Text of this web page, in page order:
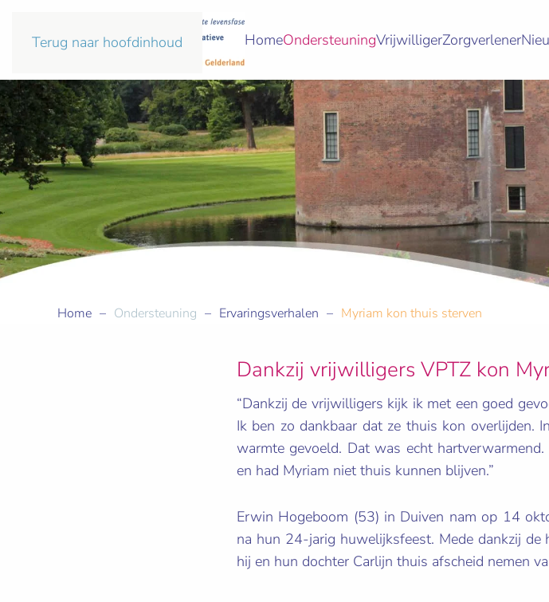
Terug naar hoofdinhoud HomeOndersteuningVrijwilligerZorgverlener
Home Ondersteuning Ervaringsverhalen Myriam kon thuis sterven
Dankzij vrijwilligers VPTZ kon
“Dankzij de vrijwilligers kijk ik met een goed
Ik ben zo dankbaar dat ze thuis kon overlijden.
warmte gevoeld. Dat was echt
en had Myriam niet thuis kunnen blijven.”
Erwin Hogeboom (53) in Duiven nam op 14
na hun 24-jarig huwelijksfeest. Mede dankzij
hij en hun dochter Carlijn thuis afscheid nemen